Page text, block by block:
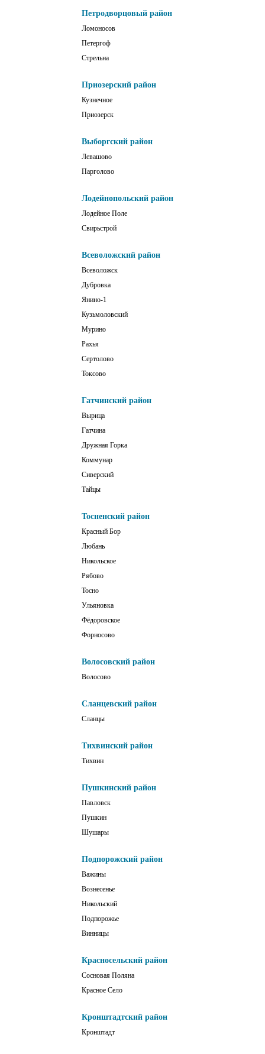
Петродворцовый район
Ломоносов
Петергоф
Стрельна
Приозерский район
Кузнечное
Приозерск
Выборгский район
Левашово
Парголово
Лодейнопольский район
Лодейное Поле
Свирьстрой
Всеволожский район
Всеволожск
Дубровка
Янино-1
Кузьмоловский
Мурино
Рахья
Сертолово
Токсово
Гатчинский район
Вырица
Гатчина
Дружная Горка
Коммунар
Сиверский
Тайцы
Тосненский район
Красный Бор
Любань
Никольское
Рябово
Тосно
Ульяновка
Фёдоровское
Форносово
Волосовский район
Волосово
Сланцевский район
Сланцы
Тихвинский район
Тихвин
Пушкинский район
Павловск
Пушкин
Шушары
Подпорожский район
Важины
Вознесенье
Никольский
Подпорожье
Винницы
Красносельский район
Сосновая Поляна
Красное Село
Кронштадтский район
Кронштадт